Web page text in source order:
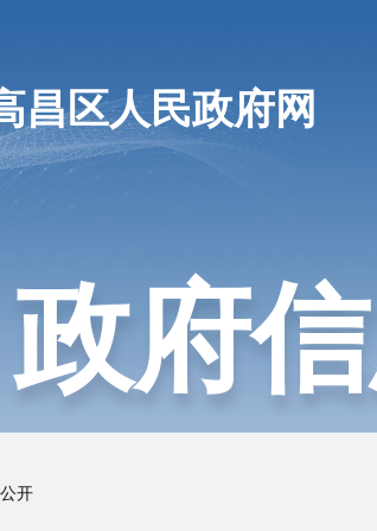
昌区人民政府网
政府
开